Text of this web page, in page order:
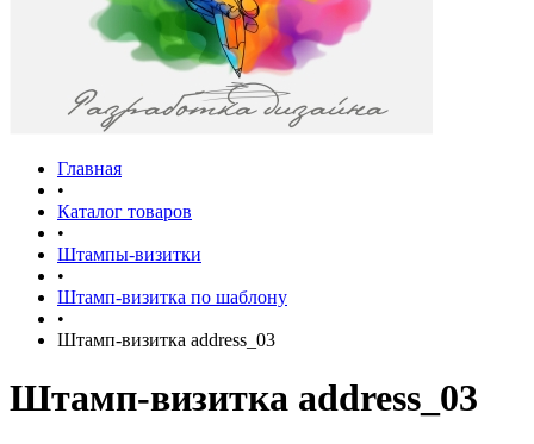
Главная
•
Каталог товаров
•
Штампы-визитки
•
Штамп-визитка по шаблону
•
Штамп-визитка address_03
Штамп-визитка address_03